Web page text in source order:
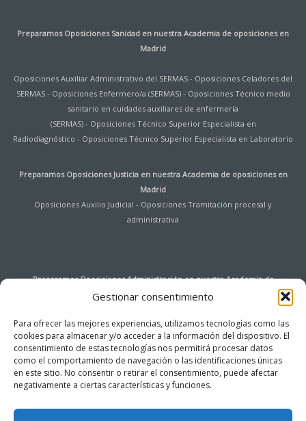
Gestionar consentimiento
Para ofrecer las mejores experiencias, utilizamos tecnologías como las
cookies para almacenar y/o acceder a la información del dispositivo. El
consentimiento de estas tecnologías nos permitirá procesar datos
como el comportamiento de navegación o las identificaciones únicas
en este sitio. No consentir o retirar el consentimiento, puede afectar
negativamente a ciertas características y funciones.
Preparamos Oposiciones Sanidad en nuestra Academia de oposiciones en
Madrid
Oposiciones Auxiliar Administrativo del SERMAS - Oposiciones Celadores del
SERMAS- Oposiciones Enfermero/a (SERMAS)- Oposiciones Técnico medio
sanitario en cuidados auxiliares de enfermería
(SERMAS)- Oposiciones Técnico Superior Especialista en
Radiodiagnóstico - Oposiciones Técnico Superior Especialista en Laboratorio
Preparamos Oposiciones Justicia en nuestra Academia de oposiciones en
Madrid
Oposiciones Auxilio Judicial - Oposiciones Tramitación procesal y
administrativa
Preparamos Oposiciones Administración en nuestraAcademia de
oposiciones en Madrid
Oposiciones Auxiliar de Archivo y Bibliotecas Universidad de Alcalá de
Henares -Oposiciones Agentes de Hacienda Pública-Oposiciones
Instituciones Penitenciarias-Oposiciones Tramitación procesal y
administrativa - Oposiciones Auxiliar de Servicios-Oposiciones Cuerpo
General de la Administración del Estado – Acceso Libre- Oposiciones Cuerpo
General Auxiliar de la Administración del Estado (Ingreso libre)